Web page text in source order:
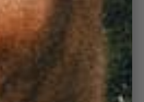
Ils ont beaucoup aimé."
D.